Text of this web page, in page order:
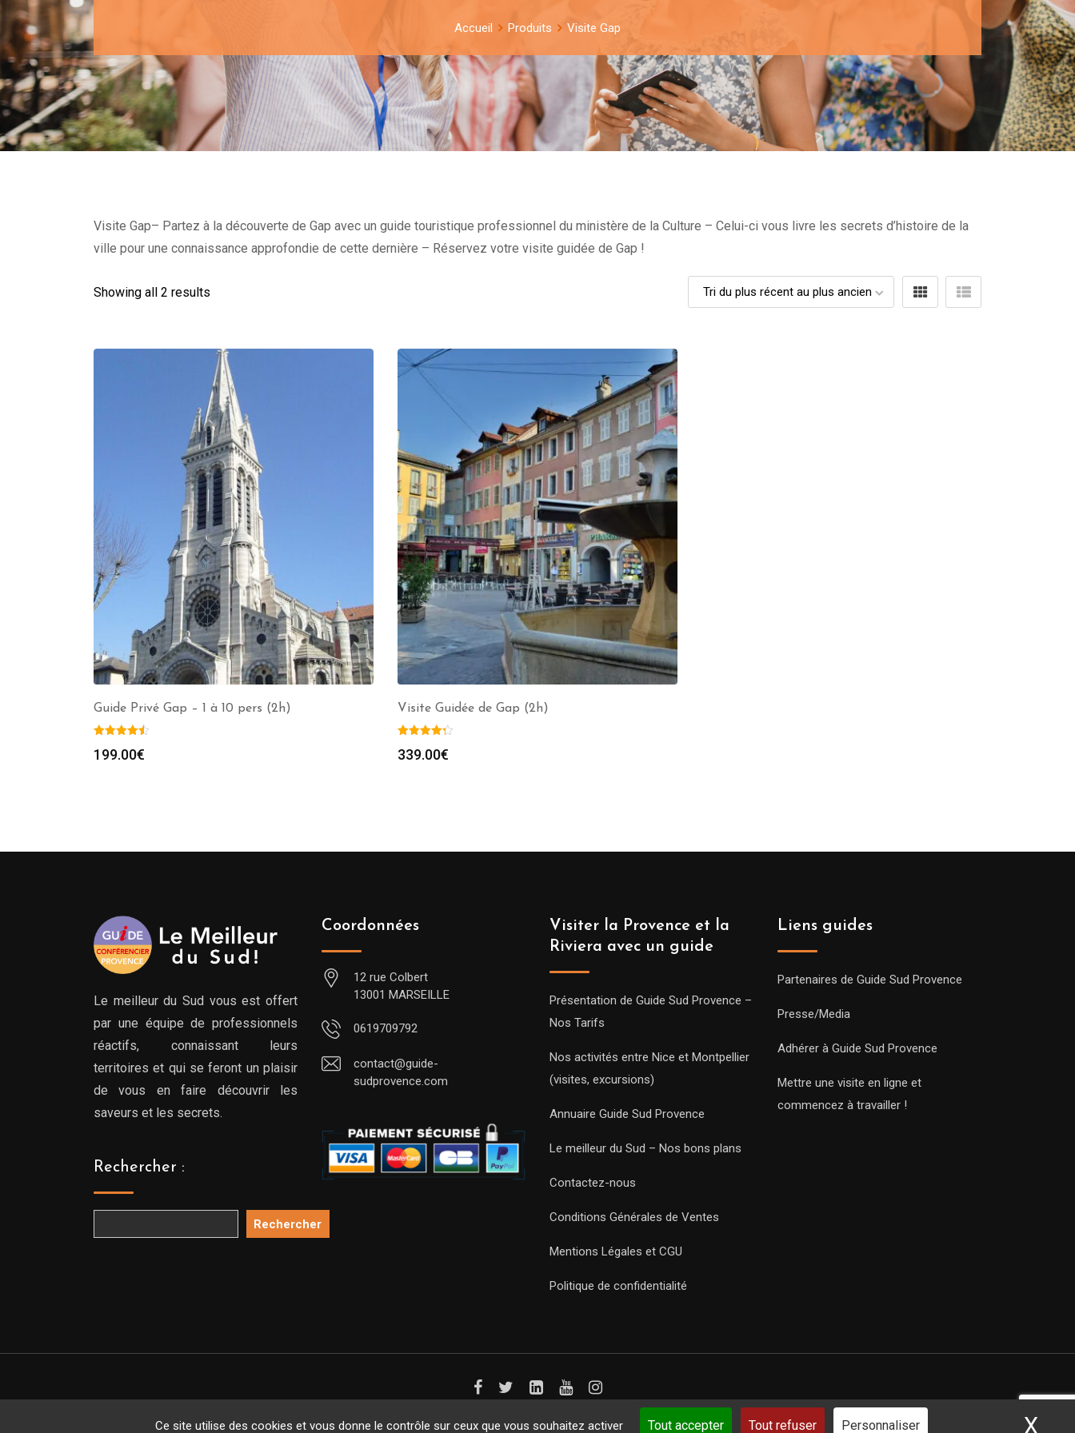
Ce site utilise des cookies et vous donne le contrôle sur ceux que vous souhaitez activer Tout accepter Tout refuser Personnaliser X
Accueil Produits Visite Gap
Visite Gap– Partez à la découverte de Gap avec un guide touristique professionnel du ministère de la Culture – Celui-ci vous livre les secrets d’histoire de la
ville pour une connaissance approfondie de cette dernière – Réservez votre visite guidée de Gap !
Showing all 2 results
Guide Privé Gap – 1 à 10 pers (2h)
199.00€
Visite Guidée de Gap (2h)
339.00€
Le meilleur du Sud vous est offert
par une équipe de professionnels
réactifs, connaissant leurs
territoires et qui se feront un plaisir
de vous en faire découvrir les
saveurs et les secrets.
Rechercher :
Rechercher
Coordonnées
12 rue Colbert
13001 MARSEILLE
0619709792
contact@guide-
sudprovence.com
Visiter la Provence et la
Riviera avec un guide
Présentation de Guide Sud Provence –
Nos Tarifs
Nos activités entre Nice et Montpellier
(visites, excursions)
Annuaire Guide Sud Provence
Le meilleur du Sud – Nos bons plans
Contactez-nous
Conditions Générales de Ventes
Mentions Légales et CGU
Politique de confidentialité
Liens guides
Partenaires de Guide Sud Provence
Presse/Media
Adhérer à Guide Sud Provence
Mettre une visite en ligne et
commencez à travailler !
Copyright Guides 2021. Tous droits réservés.Développement web sur mesurepar iSoluce